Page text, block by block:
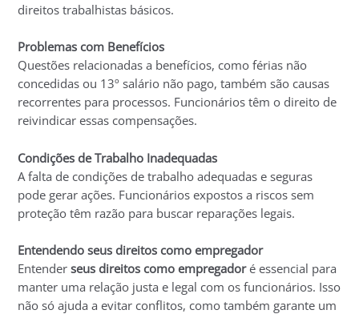
direitos trabalhistas básicos.
Problemas com Benefícios
Questões relacionadas a benefícios, como férias não
concedidas ou 13º salário não pago, também são causas
recorrentes para processos. Funcionários têm o direito de
reivindicar essas compensações.
Condições de Trabalho Inadequadas
A falta de condições de trabalho adequadas e seguras
pode gerar ações. Funcionários expostos a riscos sem
proteção têm razão para buscar reparações legais.
Entendendo seus direitos como empregador
Entenderseus direitos como empregadoré essencial para
manter uma relação justa e legal com os funcionários. Isso
não só ajuda a evitar conflitos, como também garante um